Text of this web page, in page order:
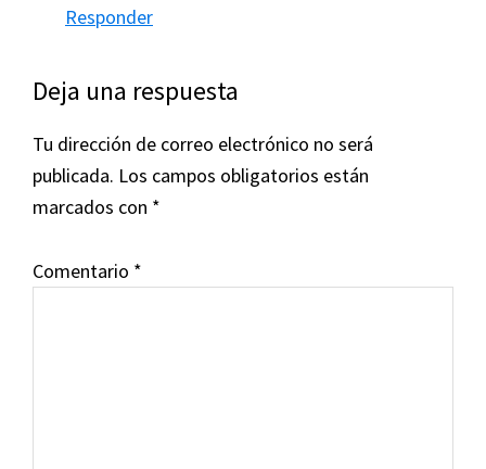
Responder
Deja una respuesta
Tu dirección de correo electrónico no será
publicada. Los campos obligatorios están
marcados con *
Comentario *